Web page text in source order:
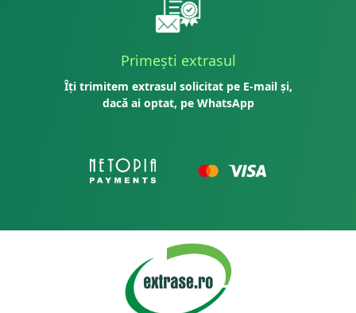
Primești extrasul
Îți trimitem extrasul solicitat pe E-mail și,
dacă ai optat, pe WhatsApp